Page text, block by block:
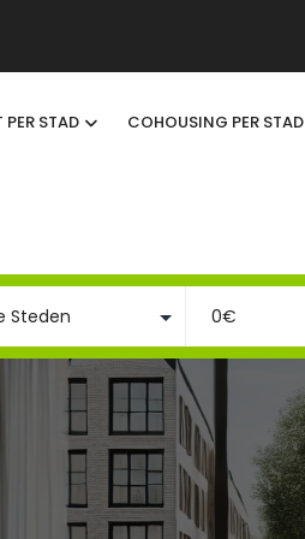
PER STAD COHOUSING PER STAD